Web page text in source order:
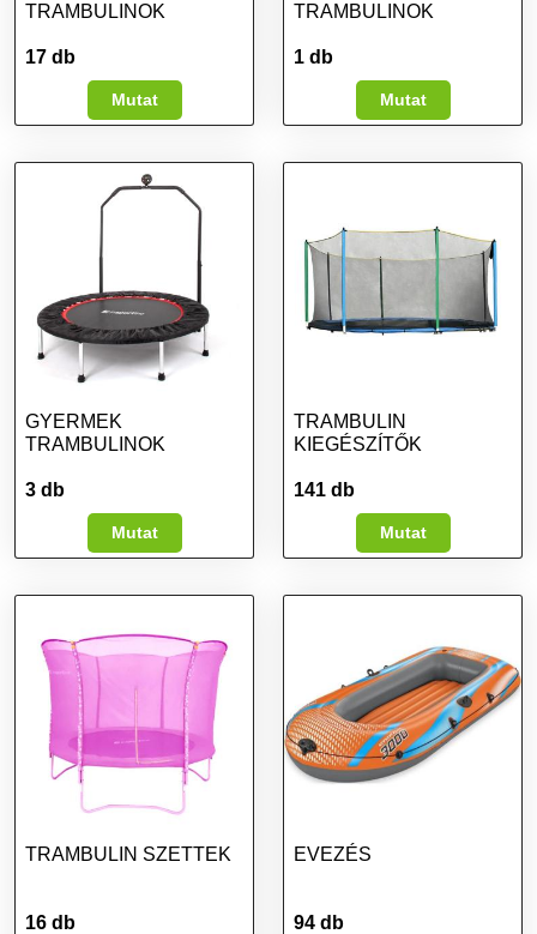
TRAMBULINOK
17 db
Mutat
TRAMBULINOK
1 db
Mutat
GYERMEK
TRAMBULINOK
3 db
Mutat
TRAMBULIN
KIEGÉSZÍTŐK
141 db
Mutat
TRAMBULIN SZETTEK
16 db
EVEZÉS
94 db